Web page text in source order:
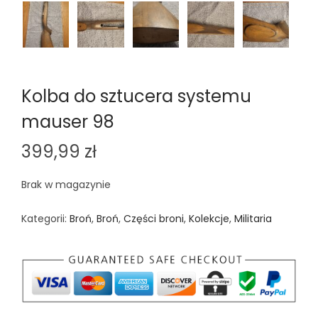
Kolba do sztucera systemu
mauser 98
399,99 zł
Brak w magazynie
Kategorii: Broń, Broń, Części broni, Kolekcje, Militaria